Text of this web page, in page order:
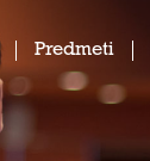
Predmeti